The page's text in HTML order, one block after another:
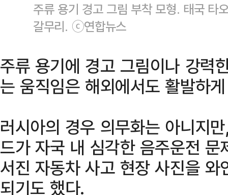
주류 용기 경고 그림 부착 모형. 태국 타
갈무리. ⓒ연합뉴스
주류 용기에 경고 그림이나 강력
는 움직임은 해외에서도 활발하
러시아의 경우 의무화는 아니지
드가 자국 내 심각한 음주운전
서진 자동차 사고 현장 사진을
되기도 했다.